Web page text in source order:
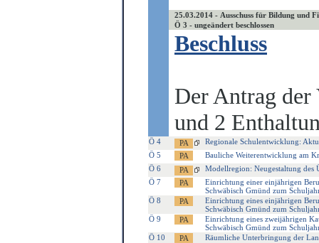
25.03.2014 - Ausschuss für Bildung und
Ö 3 - ungeändert beschlossen
Beschluss
Der Antrag
und 2
Ö 4
Regionale Schulentwicklung:
Ö 5
Bauliche Weiterentwicklung am
Ö 6
Modellregion: Neugestaltung des
Ö 7
Einrichtung einer einjährigen
Schwäbisch Gmünd zum
Ö 8
Einrichtung eines einjährigen
Schwäbisch Gmünd zum
Ö 9
Einrichtung eines zweijährigen
Schwäbisch Gmünd zum
Ö 10
Räumliche Unterbringung der